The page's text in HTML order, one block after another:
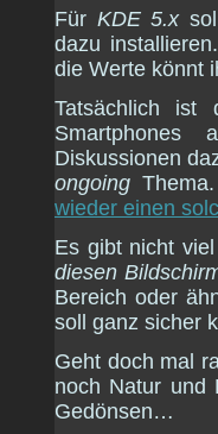
Für KDE 5.x
dazu
die Werte könnt
Tatsächlich ist
Smartphones
Diskussionen
ongoing
wieder einen
Es gibt nicht
diesen
Bereich oder
soll ganz sicher
Geht doch mal
noch Natur und
Gedönsen…